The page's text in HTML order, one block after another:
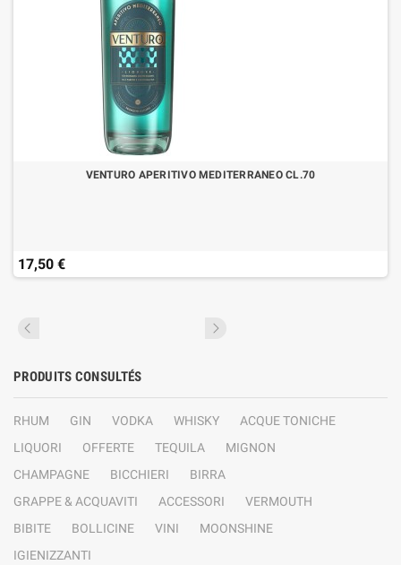
VENTURO APERITIVO MEDITERRANEO CL.70
17,50 €
PRODUITS CONSULTÉS
RHUM GIN VODKA WHISKY
ACQUE TONICHE
LIQUORI
OFFERTE TEQUILA
MIGNON
CHAMPAGNE
BICCHIERI
BIRRA
GRAPPE & ACQUAVITI
ACCESSORI
VERMOUTH
BIBITE
BOLLICINE VINI
MOONSHINE
IGIENIZZANTI